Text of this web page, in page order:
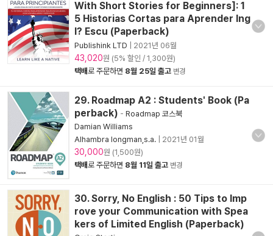
With Short Stories for Beginners]: 1
5 Historias Cortas para Aprender Ing
l? Escu (Paperback)
Publishink LTD 2021년 06월
43,020원 (5% 할인 / 1,300원)
택배로 주문하면 8월 25일 출고 변경
29. Roadmap A2 : Students' Book (Pa
perback) - Roadmap 코스북
Damian Williams
Alhambra longman,s.a.
2021년 01월
30,000원 (1,500원)
택배로 주문하면 8월 11일 출고 변경
30. Sorry, No English : 50 Tips to Imp
rove your Communication with Spea
kers of Limited English (Paperback)